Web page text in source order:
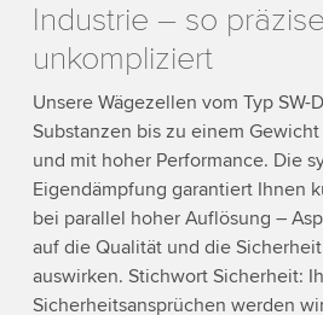
Industrie – so
unkompliziert
Unsere Wägezellen vom Typ SW-
Substanzen bis zu einem
und mit hoher Performance. Die
Eigendämpfung garantiert Ihnen
bei parallel hoher Auflösung –
auf die Qualität und die
auswirken. Stichwort Sicherheit:
Sicherheitsansprüchen werden